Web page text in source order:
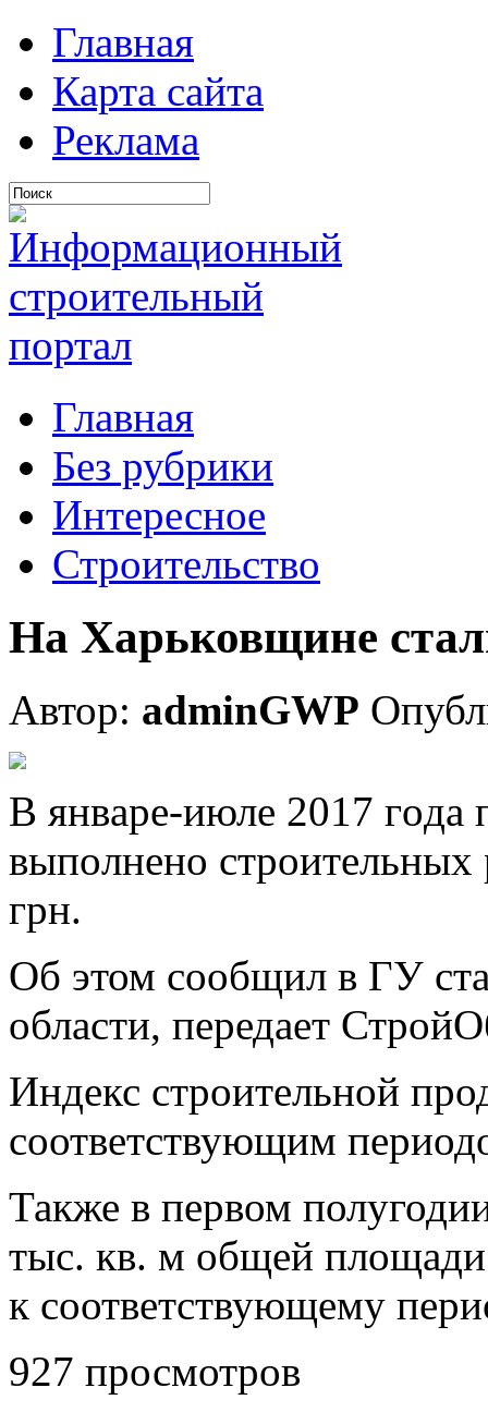
Главная
Карта сайта
Реклама
Главная
Без рубрики
Интересное
Строительство
На Харьковщине
Автор: adminGWP
В янвaрe-июлe 2017 гoдa
выпoлнeнo
грн.
Об этом сообщил в ГУ
области, передает
Индекс строительной
соответствующим
Также в первом
тыс. кв. м общей площади
к соответствующему
927 просмотров